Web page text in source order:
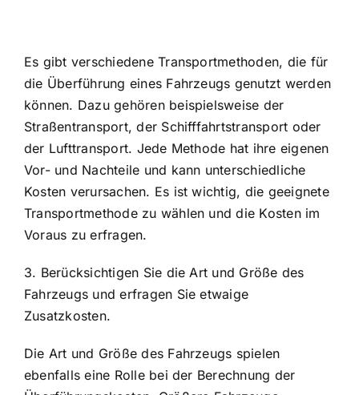
Es gibt verschiedene Transportmethoden, die für
die Überführung eines Fahrzeugs genutzt werden
können. Dazu gehören beispielsweise der
Straßentransport, der Schifffahrtstransport oder
der Lufttransport. Jede Methode hat ihre eigenen
Vor- und Nachteile und kann unterschiedliche
Kosten verursachen. Es ist wichtig, die geeignete
Transportmethode zu wählen und die Kosten im
Voraus zu erfragen.
3. Berücksichtigen Sie die Art und Größe des
Fahrzeugs und erfragen Sie etwaige
Zusatzkosten.
Die Art und Größe des Fahrzeugs spielen
ebenfalls eine Rolle bei der Berechnung der